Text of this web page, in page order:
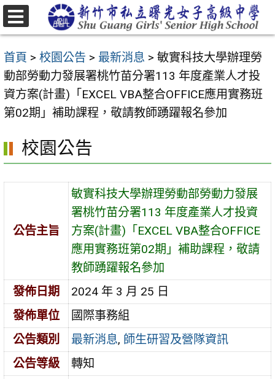
跳
至
要
內
容
區
首頁 > 校園公告 > 最新消息 > 敏實科技大學辦理勞
動部勞動力發展署桃竹苗分署113 年度產業人才投
資方案(計畫)「EXCEL VBA整合OFFICE應用實務班
第02期」補助課程，敬請教師踴躍報名參加
校園公告
公告主旨
敏實科技大學辦理勞動部勞動力發展
署桃竹苗分署113 年度產業人才投資
方案(計畫)「EXCEL VBA整合OFFICE
應用實務班第02期」補助課程，敬請
教師踴躍報名參加
發佈日期
2024 年 3 月 25 日
發佈單位
國際事務組
公告類別
最新消息, 師生研習及營隊資訊
公告等級
轉知
選
單